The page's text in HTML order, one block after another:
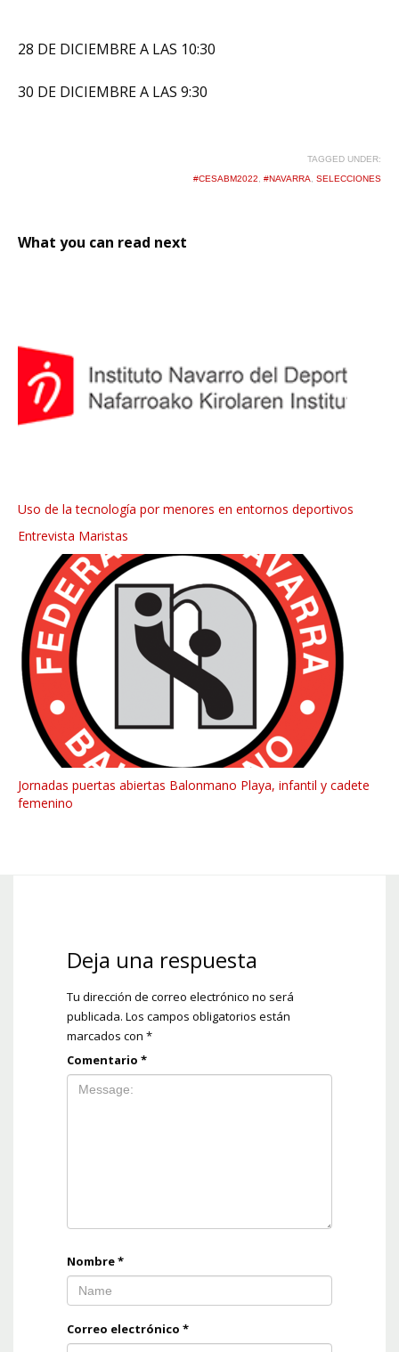
28 DE DICIEMBRE A LAS 10:30
30 DE DICIEMBRE A LAS 9:30
TAGGED UNDER:
#CESABM2022
#NAVARRA SELECCIONES
What you can read next
Uso de la tecnología por menores en entornos deportivos
Entrevista Maristas
Jornadas puertas abiertas Balonmano Playa, infantil y cadete
femenino
Deja una respuesta
Tu dirección de correo electrónico no será
publicada. Los campos obligatorios están
marcados con *
Comentario *
Nombre*
Correo electrónico *